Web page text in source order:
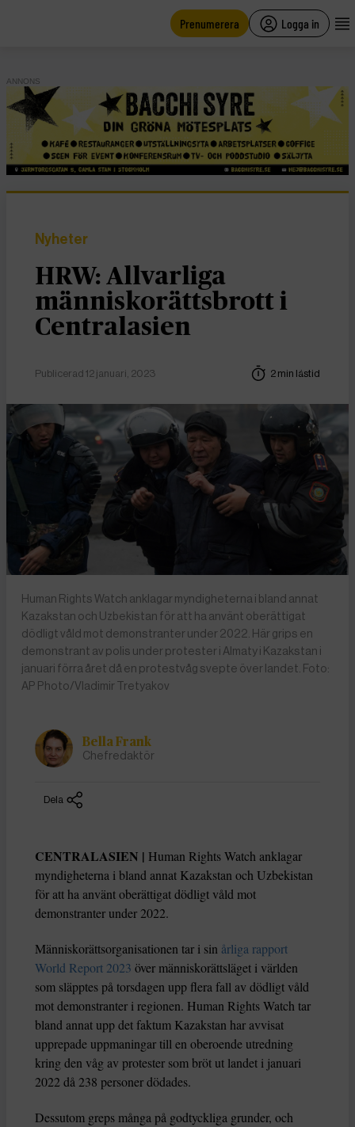
Prenumerera Logga in
ANNONS
Nyheter
HRW: Allvarliga
människorättsbrott i
Centralasien
Publicerad 12 januari, 2023 2 min lästid
Human Rights Watch anklagar myndigheterna i bland annat
Kazakstan och Uzbekistan för att ha använt oberättigat
dödligt våld mot demonstranter under 2022. Här grips en
demonstrant av polis under protester i Almaty i Kazakstan i
januari förra året då en protestvåg svepte över landet. Foto:
AP Photo/Vladimir Tretyakov
Bella Frank
Chefredaktör
Dela
CENTRALASIEN | Human Rights Watch anklagar
myndigheterna i bland annat Kazakstan och Uzbekistan
för att ha använt oberättigat dödligt våld mot
demonstranter under 2022.
Människorättsorganisationen tar i sin årliga rapport
World Report 2023 över människorättsläget i världen
som släpptes på torsdagen upp flera fall av dödligt våld
mot demonstranter i regionen. Human Rights Watch tar
bland annat upp det faktum Kazakstan har avvisat
upprepade uppmaningar till en oberoende utredning
kring den våg av protester som bröt ut landet i januari
2022 då 238 personer dödades.
Dessutom greps många på godtyckliga grunder, och